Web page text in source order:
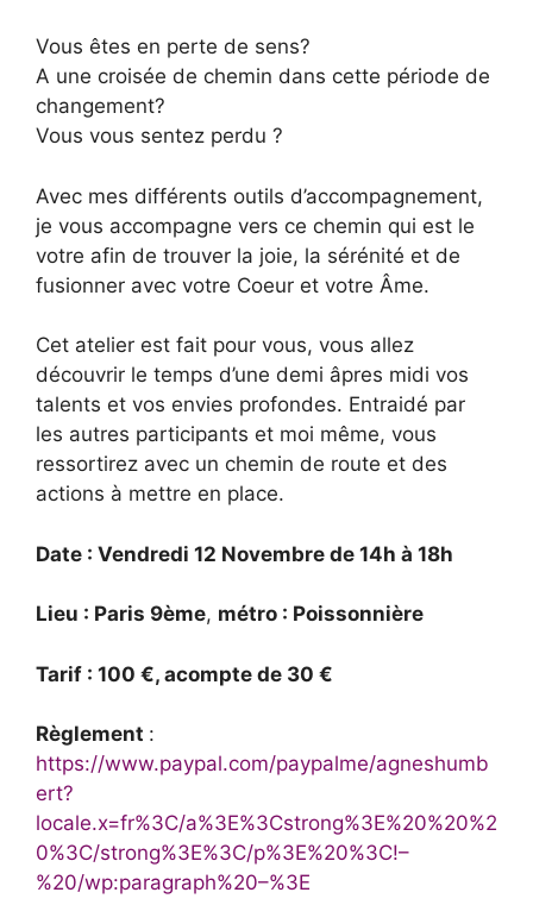
Vous êtes en perte de sens?
A une croisée de chemin dans cette période de
changement?
Vous vous sentez perdu ?
Avec mes différents outils d’accompagnement,
je vous accompagne vers ce chemin qui est le
votre afin de trouver la joie, la sérénité et de
fusionner avec votre Coeur et votre Âme.
Cet atelier est fait pour vous, vous allez
découvrir le temps d’une demi âpres midi vos
talents et vos envies profondes. Entraidé par
les autres participants et moi même, vous
ressortirez avec un chemin de route et des
actions à mettre en place.
Date : Vendredi 12 Novembre de 14h à 18h
Lieu : Paris 9ème, métro : Poissonnière
Tarif : 100 €, acompte de 30 €
Règlement :
https://www.paypal.com/paypalme/agneshumb
ert?
locale.x=fr%3C/a%3E%3Cstrong%3E%20%20%2
0%3C/strong%3E%3C/p%3E%20%3C!–
%20/wp:paragraph%20–%3E